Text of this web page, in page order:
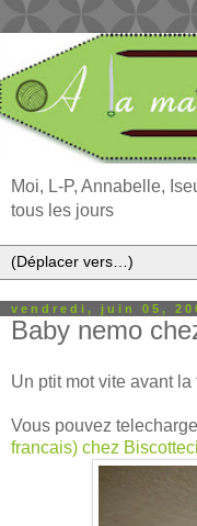
Moi, L-P, Annabelle,
tous les jours
vendredi, juin 05,
Baby nemo
Un ptit mot vite avant
Vous pouvez
francais) chez